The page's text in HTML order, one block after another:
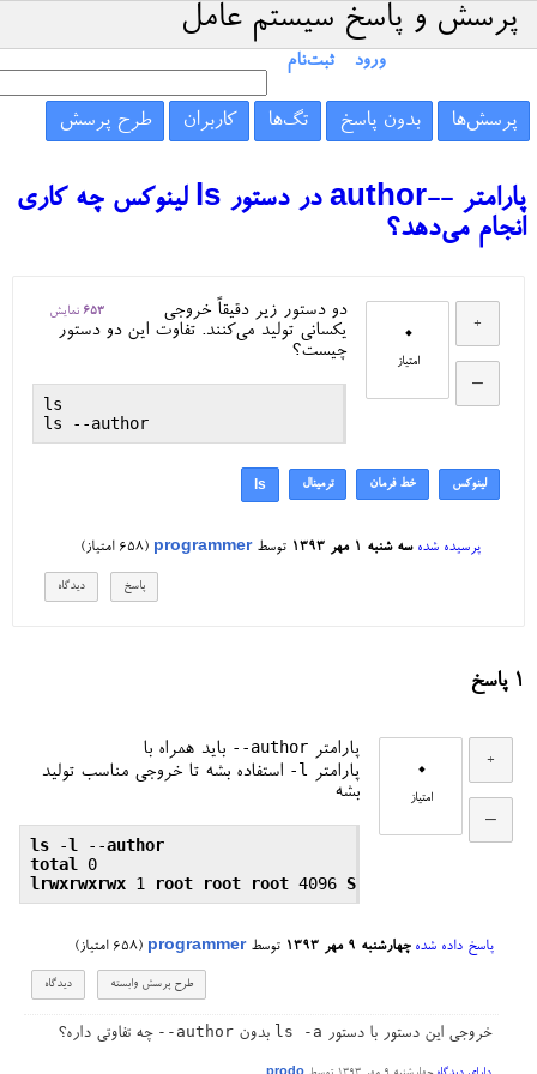
پرسش و پاسخ سیستم عامل
ورود ثبت‌نام
پرسش‌ها بدون پاسخ تگ‌ها کاربران طرح پرسش
پارامتر --author در دستور ls لینوکس چه کاری
انجام می‌دهد؟
0
امتیاز
653 نمایش
دو دستور زیر دقیقاً خروجی
یکسانی تولید می‌کنند. تفاوت این دو دستور
چیست؟
ls
لینوکس خط فرمان ترمینال ls
پرسیده شده سه شنبه ۱ مهر ۱۳۹۳ توسطprogrammer
(
658 امتیاز)
1 پاسخ
0
امتیاز
پارامتر --author باید همراه با
پارامتر -l استفاده بشه تا خروجی مناسب تولید
بشه
ls -l --author
total
lrwxrwxrwx 1 root root root 4096 Sep
پاسخ داده شده چهارشنبه ۹ مهر ۱۳۹۳ توسطprogrammer
(
658 امتیاز)
خروجی این دستور با دستور ls -a بدون --author چه تفاوتی داره؟